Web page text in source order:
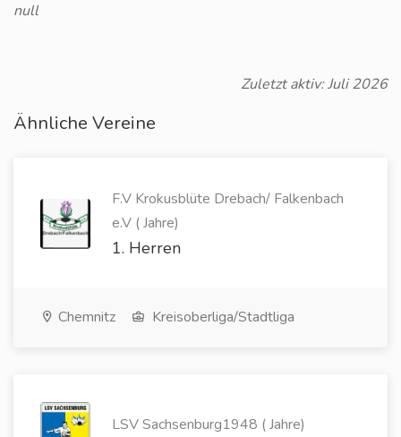
null
Zuletzt aktiv: Juli 2026
Ähnliche Vereine
F.V Krokusblüte Drebach/ Falkenbach
e.V ( Jahre)
1. Herren
Chemnitz Kreisoberliga/Stadtliga
LSV Sachsenburg1948 ( Jahre)